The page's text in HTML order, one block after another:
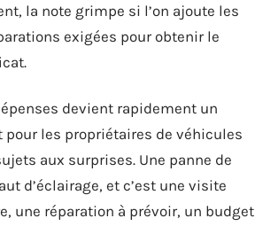
la note grimpe si l’on ajoute les
exigées pour obtenir le
devient rapidement un
pour les propriétaires de véhicules
aux surprises. Une panne de
d’éclairage, et c’est une visite
une réparation à prévoir, un budget